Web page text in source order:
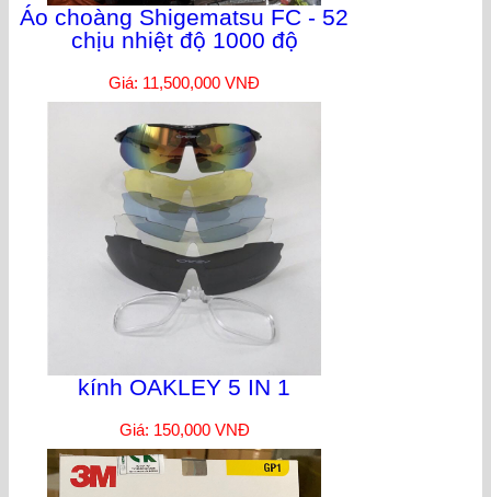
Áo choàng Shigematsu FC - 52
chịu nhiệt độ 1000 độ
Giá: 11,500,000 VNĐ
kính OAKLEY 5 IN 1
Giá: 150,000 VNĐ